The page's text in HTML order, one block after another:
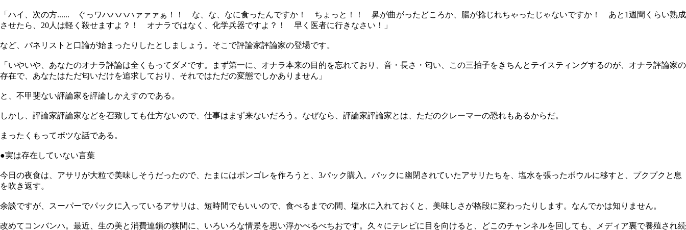
「ハイ、次の方...... ぐっワハハハハァァァぁ！！ な、な、なに食ったんですか！ ちょっと！！ 鼻が曲がったどころか、腸が捻じれちゃったじゃないですか！ あと1週間くらい熟成
させたら、20人は軽く殺せますよ？！ オナラではなく、化学兵器ですよ？！ 早く医者に行きなさい！」
など、パネリストと口論が始まったりしたとしましょう。そこで評論家評論家の登場です。
「いやいや、あなたのオナラ評論は全くもってダメです。まず第一に、オナラ本来の目的を忘れており、音・長さ・匂い、この三拍子をきちんとテイスティングするのが、オナラ評論家の
存在で、あなたはただ匂いだけを追求しており、それではただの変態でしかありません」
と、不甲斐ない評論家を評論しかえすのである。
しかし、評論家評論家などを召致しても仕方ないので、仕事はまず来ないだろう。なぜなら、評論家評論家とは、ただのクレーマーの恐れもあるからだ。
まったくもってボツな話である。
●実は存在していない言葉
今日の夜食は、アサリが大粒で美味しそうだったので、たまにはボンゴレを作ろうと、3パック購入。パックに幽閉されていたアサリたちを、塩水を張ったボウルに移すと、プクプクと息
を吹き返す。
余談ですが、スーパーでパックに入っているアサリは、短時間でもいいので、食べるまでの間、塩水に入れておくと、美味しさが格段に変わったりします。なんでかは知りません。
改めてコンバンハ。最近、生の美と消費連鎖の狭間に、いろいろな情景を思い浮かべるべちおです。久々にテレビに目を向けると、どこのチャンネルを回しても、メディア裏で養殖され続